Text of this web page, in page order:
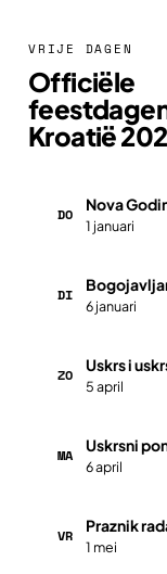
VRIJE DAGEN
Officiële
Kroatië
DO
Nova
1 januari
DI
6 januari
ZO
Uskrs i
5 april
MA
Uskrsni
6 april
VR
Praznik
1 mei